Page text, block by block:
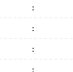
:
:
:
: